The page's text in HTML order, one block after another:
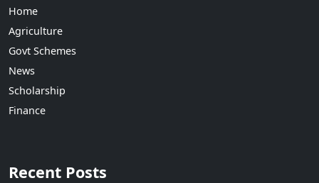
Home
Agriculture
Govt Schemes
News
Scholarship
Finance
Recent Posts